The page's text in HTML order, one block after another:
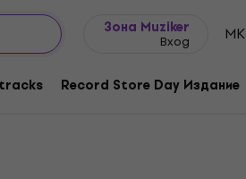
Зона Muziker
Вход MK
Record Store Day Издание